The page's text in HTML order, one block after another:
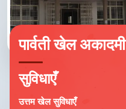
पार्वती खेल अकादमी
सुविधाएँ
उत्तम खेल सुविधाएँ